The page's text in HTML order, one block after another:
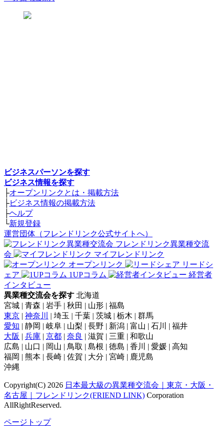
ビジネスパーソンを探す
ビジネス情報を探す
├オープンリンクとは・掲載方法
├ビジネス情報の掲載方法
├ヘルプ
└新規登録
運営団体（フレンドリンク公式サイトへ）
フレンドリンク異業種交流
会
マイフレンドリンク
オープンリンク
リードシ
ェア
1UPコラム
経営者
インタビュー
異業種交流会を探す 北海道
宮城 | 青森 | 岩手 | 秋田 | 山形 | 福島
東京 | 神奈川
| 埼玉 | 千葉 | 茨城 | 栃木 | 群馬
愛知 | 静岡 | 岐阜 | 山梨 | 長野 | 新潟 | 富山 | 石川 | 福井
大阪 | 兵庫 | 京都 | 奈良 | 滋賀 | 三重 | 和歌山
広島 | 山口 | 岡山 | 鳥取 | 島根 | 徳島 | 香川 | 愛媛 | 高知
福岡 | 熊本 | 長崎 | 佐賀 | 大分 | 宮崎 | 鹿児島
沖縄
Copyright(C) 2026 日本最大級の異業種交流会｜東京・大阪・
名古屋｜フレンドリンク(FRIEND LINK) Corporation
AllRightReserved.
ページトップ